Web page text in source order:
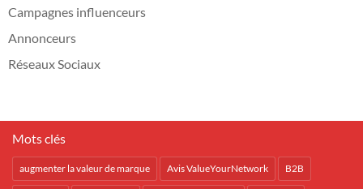
Campagnes influenceurs
Annonceurs
Réseaux Sociaux
Mots clés
augmenter la valeur de marque Avis ValueYourNetwork B2B